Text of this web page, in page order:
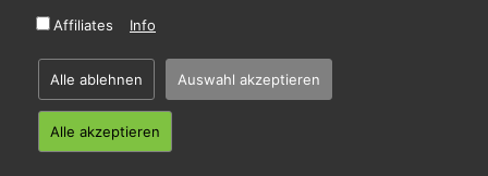
* Alle Preise in Euro inkl. gesetzl. MwSt. Abbildungen können ggf. abweichen.
Informationen zu Inhalts- und Zusatzstoffen finden Sie unter
Home
Affiliates
Info
Alle ablehnen Auswahl akzeptieren
Alle akzeptieren